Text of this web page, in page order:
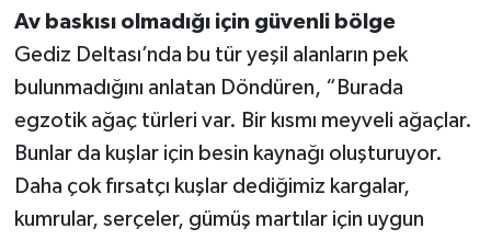
Av baskısı olmadığı için güvenli bölge
Gediz Deltası’nda bu tür yeşil alanların pek
bulunmadığını anlatan Döndüren, “Burada
egzotik ağaç türleri var. Bir kısmı meyveli ağaçlar.
Bunlar da kuşlar için besin kaynağı oluşturuyor.
Daha çok fırsatçı kuşlar dediğimiz kargalar,
kumrular, serçeler, gümüş martılar için uygun